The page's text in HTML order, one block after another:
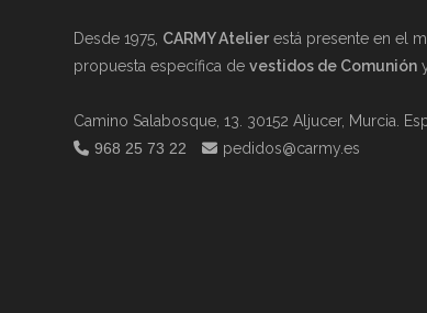
Desde 1975, CARMY Atelier está presente en el
propuesta específica devestidos de Comunión
Camino Salabosque, 13. 30152 Aljucer, Murcia.
968 25 73 22
pedidos@carmy.es